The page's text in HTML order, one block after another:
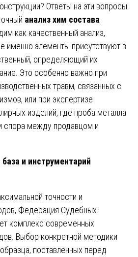
Ответы на эти вопросы
анализ хим состава
как качественный анализ,
именно элементы присутствуют в
определяющий их
Это особенно важно при
травм, связанных с
или при экспертизе
изделий, где проба металла
спора между продавцом и
и инструментарий
точности и
Федерация Судебных
комплекс современных
Выбор конкретной методики
поставленных перед